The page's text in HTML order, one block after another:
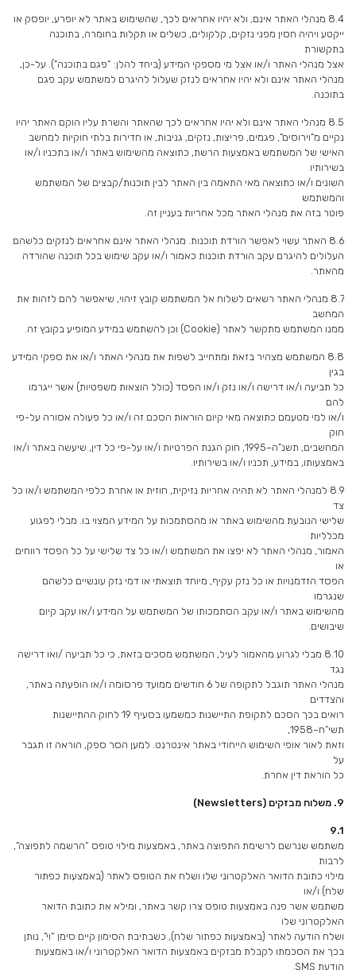
8.4 מנהלי האתר אינם, ולא יהיו אחראים לכך, שהשימוש באתר לא יופרע, יופסק או
ייקטע ויהיה חסין מפני נזקים, קלקולים, כשלים או תקלות בחומרה, בתוכנה
בתקשורת
אצל מנהלי האתר ו/או אצל מי מספקי המידע (ביחד להלן: “פגם בתוכנה”). על-כן,
מנהלי האתר אינם ולא יהיו אחראים לנזק שעלול להיגרם למשתמש עקב פגם
בתוכנה.
8.5 מנהלי האתר אינם ולא יהיו אחראים לכך שהאתר והשרת עליו הוקם האתר יהיו
נקיים מ”וירוסים”, פגמים, פריצות, נזקים, גניבות, או חדירות בלתי חוקיות למחשב
האישי של המשתמש באמצעות הרשת, כתוצאה מהשימוש באתר ו/או בתכניו ו/או
בשירותיו
השונים ו/או כתוצאה מאי התאמה בין האתר לבין תוכנות/קבצים של המשתמש
והמשתמש
פוטר בזה את מנהלי האתר מכל אחריות בעניין זה.
8.6 האתר עשוי לאפשר הורדת תוכנות. מנהלי האתר אינם אחראים לנזקים כלשהם
העלולים להיגרם עקב הורדת תוכנות כאמור ו/או עקב שימוש בכל תוכנה שהורדה
מהאתר.
8.7 מנהלי האתר רשאים לשלוח אל המשתמש קובץ זיהוי, שיאפשר להם לזהות את
המחשב
ממנו המשתמש מתקשר לאתר (Cookie) וכן להשתמש במידע המופיע בקובץ זה.
8.8 המשתמש מצהיר בזאת ומתחייב לשפות את מנהלי האתר ו/או את ספקי המידע
בגין
כל תביעה ו/או דרישה ו/או נזק ו/או הפסד (כולל הוצאות משפטיות) אשר ייגרמו
להם
ו/או למי מטעמם כתוצאה מאי קיום הוראות הסכם זה ו/או כל פעולה אסורה על-פי
חוק
המחשבים, תשנ”ה–1995, חוק הגנת הפרטיות ו/או על-פי כל דין, שיעשה באתר ו/או
באמצעותו, במידע, תכניו ו/או בשירותיו.
8.9 למנהלי האתר לא תהיה אחריות נזיקית, חוזית או אחרת כלפי המשתמש ו/או כל
צד
שלישי הנובעת מהשימוש באתר או מהסתמכות על המידע המצוי בו. מבלי לפגוע
מכלליות
האמור, מנהלי האתר לא יפצו את המשתמש ו/או כל צד שלישי על כל הפסד רווחים
או
הפסד הזדמנויות או כל נזק עקיף, מיוחד תוצאתי או דמי נזק עונשיים כלשהם
שנגרמו
מהשימוש באתר ו/או עקב הסתמכותו של המשתמש על המידע ו/או עקב קיום
שיבושים.
8.10 מבלי לגרוע מהאמור לעיל, המשתמש מסכים בזאת, כי כל תביעה /ואו דרישה
נגד
מנהלי האתר תוגבל לתקופה של 6 חודשים ממועד פרסומה ו/או הופעתה באתר,
והצדדים
רואים בכך הסכם לתקופת התיישנות כמשמעו בסעיף 19 לחוק ההתיישנות
תשי”ח–1958,
וזאת לאור אופי השימוש הייחודי באתר אינטרנט. למען הסר ספק, הוראה זו תגבר
על
כל הוראת דין אחרת.
9. משלוח מבזקים (Newsletters
)
9.1
משתמש שנרשם לרשימת התפוצה באתר, באמצעות מילוי טופס “הרשמה לתפוצה”,
לרבות
מילוי כתובת הדואר האלקטרוני שלו ושלח את הטופס לאתר (באמצעות כפתור
שלח) ו/או
משתמש אשר פנה באמצעות טופס צרו קשר באתר, ומילא את כתובת הדואר
האלקטרוני שלו
ושלח הודעה לאתר (באמצעות כפתור שלח), כשבתיבת הסימון קיים סימן “וי”, נותן
בכך את הסכמתו לקבלת מבזקים באמצעות הדואר האלקטרוני ו/או באמצעות
הודעת SMS.